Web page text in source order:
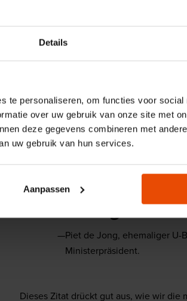
Details
te personaliseren, om functies voor social
over uw gebruik van onze site met
deze gegevens combineren met
uw gebruik van hun services.
Aanpassen
Unser Kurs
Das Maritiem Museum
maritime Welt sichtbarer und
überraschende Geschichte
Zukunft, und wie sie unsere
Für die einen
des Landes,
Anfang der
Piet de Jong, ehemaliger U-
Ministerpräsident.
Dieses Zitat drückt gut aus, wie wir die